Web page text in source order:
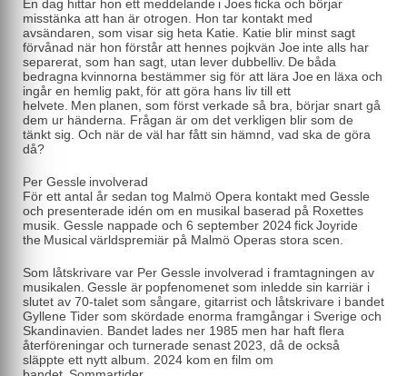
En dag hittar hon ett meddelande i Joes ficka och börjar
misstänka att han är otrogen. Hon tar kontakt med
avsändaren, som visar sig heta Katie. Katie blir minst sagt
förvånad när hon förstår att hennes pojkvän Joe inte alls har
separerat, som han sagt, utan lever dubbelliv. De båda
bedragna kvinnorna bestämmer sig för att lära Joe en läxa och
ingår en hemlig pakt, för att göra hans liv till ett
helvete. Men planen, som först verkade så bra, börjar snart gå
dem ur händerna. Frågan är om det verkligen blir som de
tänkt sig. Och när de väl har fått sin hämnd, vad ska de göra
då?
Per Gessle involverad
För ett antal år sedan tog Malmö Opera kontakt med Gessle
och presenterade idén om en musikal baserad på Roxettes
musik. Gessle nappade och 6 september 2024 fick Joyride
the Musical världspremiär på Malmö Operas stora scen.
Som låtskrivare var Per Gessle involverad i framtagningen av
musikalen. Gessle är popfenomenet som inledde sin karriär i
slutet av 70-talet som sångare, gitarrist och låtskrivare i bandet
Gyllene Tider som skördade enorma framgångar i Sverige och
Skandinavien. Bandet lades ner 1985 men har haft flera
återföreningar och turnerade senast 2023, då de också
släppte ett nytt album. 2024 kom en film om